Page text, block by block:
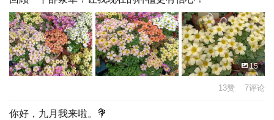
15
13赞 7评论
你好，九月我来啦。💐